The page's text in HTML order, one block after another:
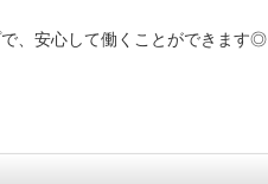
、安心して働くことができます◎